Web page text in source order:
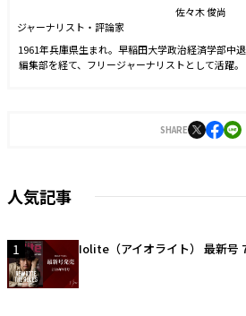
佐々木 俊尚
ジャーナリスト・評論家
1961年兵庫県生まれ。早稲田大学政治経済学部中
編集部を経て、フリージャーナリストとして活躍
SHARE
人気記事
1 Iolite（アイオライト） 最新号